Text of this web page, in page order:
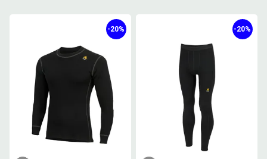
-20% -20%